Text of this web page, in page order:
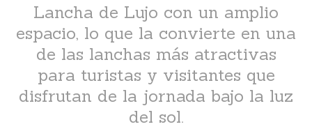
Lancha de Lujo con un amplio
espacio, lo que la convierte en una
de las lanchas más atractivas
para turistas y visitantes que
disfrutan de la jornada bajo la luz
del sol.